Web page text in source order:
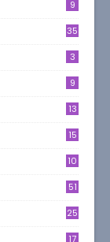
9
35
3
9
13
15
10
51
25
17